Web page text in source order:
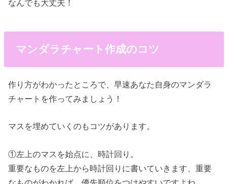
なんでも大丈夫！
マンダラチャート作成のコツ
作り方がわかったところで、早速あなた自身のマンダラ
チャートを作ってみましょう！
マスを埋めていくのもコツがあります。
①左上のマスを始点に、時計回り。
重要なものを左上から時計回りに書いていきます、重要